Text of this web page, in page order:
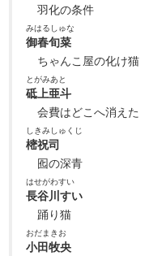
羽化の条件
御春旬菜
みはるしゅな
ちゃんこ屋の化け猫
砥上亜斗
とがみあと
会費はどこへ消えた
樒祝司
しきみしゅくじ
囮の深青
長谷川すい
はせがわすい
踊り猫
小田牧央
おだまきお